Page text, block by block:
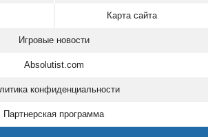
Карта сайта
Игровые новости
Absolutist.com
конфиденциальности
Партнерская программа